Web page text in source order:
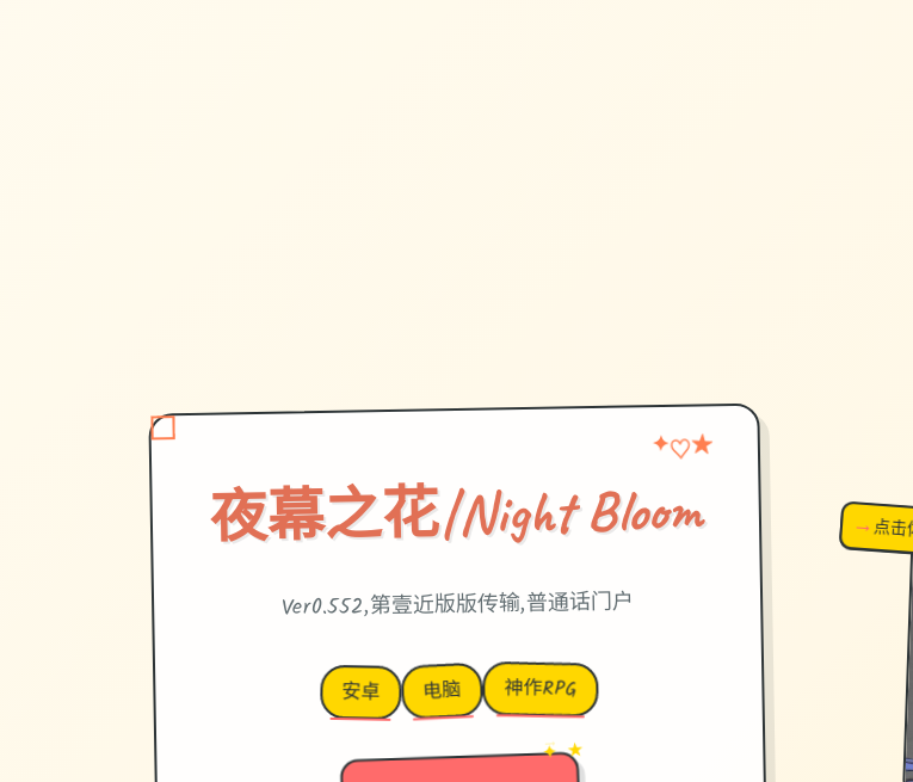
夜幕之花|Night Bloom
✦♡★
Ver0.552,第壹近版版传输,普通话门户
安卓 电脑 神作RPG
→
✦ ★
↗超棒
→点击